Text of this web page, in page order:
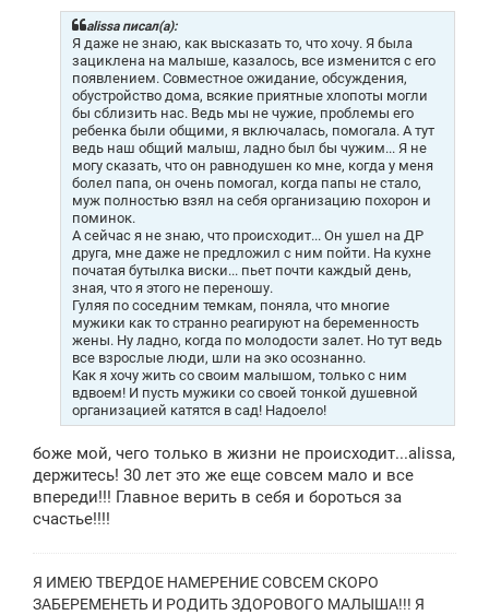
б
щ
е
н
и
е
alissa писал(а):
Я даже не знаю, как высказать то, что хочу. Я была
зациклена на малыше, казалось, все изменится с его
появлением. Совместное ожидание, обсуждения,
обустройство дома, всякие приятные хлопоты могли
бы сблизить нас. Ведь мы не чужие, проблемы его
ребенка были общими, я включалась, помогала. А тут
ведь наш общий малыш, ладно был бы чужим... Я не
могу сказать, что он равнодушен ко мне, когда у меня
болел папа, он очень помогал, когда папы не стало,
муж полностью взял на себя организацию похорон и
поминок.
А сейчас я не знаю, что происходит... Он ушел на ДР
друга, мне даже не предложил с ним пойти. На кухне
початая бутылка виски... пьет почти каждый день,
зная, что я этого не переношу.
Гуляя по соседним темкам, поняла, что многие
мужики как то странно реагируют на беременность
жены. Ну ладно, когда по молодости залет. Но тут ведь
все взрослые люди, шли на эко осознанно.
Как я хочу жить со своим малышом, только с ним
вдвоем! И пусть мужики со своей тонкой душевной
организацией катятся в сад! Надоело!
боже мой, чего только в жизни не происходит...alissa,
держитесь! 30 лет это же еще совсем мало и все
впереди!!! Главное верить в себя и бороться за
счастье!!!!
Я ИМЕЮ ТВЕРДОЕ НАМЕРЕНИЕ СОВСЕМ СКОРО
ЗАБЕРЕМЕНЕТЬ И РОДИТЬ ЗДОРОВОГО МАЛЫША!!! Я